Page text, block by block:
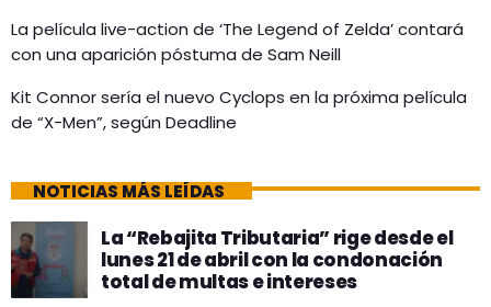
La película live-action de ‘The Legend of Zelda’ contará
con una aparición póstuma de Sam Neill
Kit Connor sería el nuevo Cyclops en la próxima película
de “X-Men”, según Deadline
NOTICIAS MÁS LEÍDAS
La “Rebajita Tributaria” rige desde el
lunes 21 de abril con la condonación
total de multas e intereses